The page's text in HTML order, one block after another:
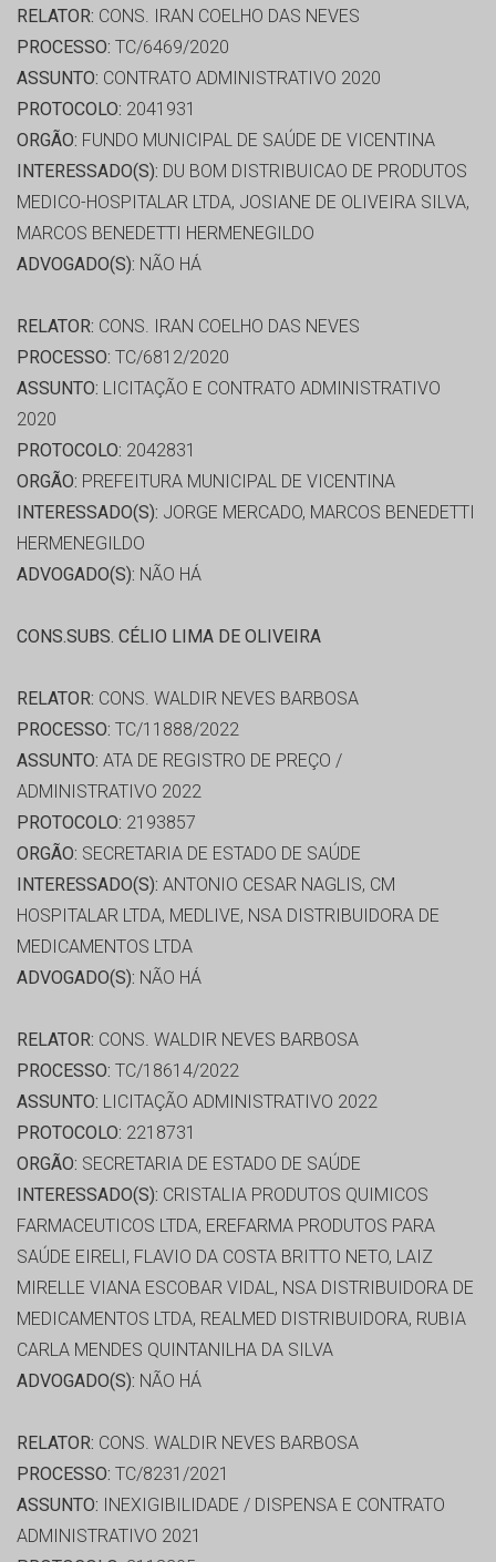
RELATOR: CONS. IRAN COELHO DAS NEVES
PROCESSO: TC/6469/2020
ASSUNTO: CONTRATO ADMINISTRATIVO 2020
PROTOCOLO: 2041931
ORGÃO: FUNDO MUNICIPAL DE SAÚDE DE VICENTINA
INTERESSADO(S): DU BOM DISTRIBUICAO DE PRODUTOS
MEDICO-HOSPITALAR LTDA, JOSIANE DE OLIVEIRA SILVA,
MARCOS BENEDETTI HERMENEGILDO
ADVOGADO(S): NÃO HÁ
RELATOR: CONS. IRAN COELHO DAS NEVES
PROCESSO: TC/6812/2020
ASSUNTO: LICITAÇÃO E CONTRATO ADMINISTRATIVO
2020
PROTOCOLO: 2042831
ORGÃO: PREFEITURA MUNICIPAL DE VICENTINA
INTERESSADO(S): JORGE MERCADO, MARCOS BENEDETTI
HERMENEGILDO
ADVOGADO(S): NÃO HÁ
CONS.SUBS. CÉLIO LIMA DE OLIVEIRA
RELATOR: CONS. WALDIR NEVES BARBOSA
PROCESSO: TC/11888/2022
ASSUNTO: ATA DE REGISTRO DE PREÇO /
ADMINISTRATIVO 2022
PROTOCOLO: 2193857
ORGÃO: SECRETARIA DE ESTADO DE SAÚDE
INTERESSADO(S): ANTONIO CESAR NAGLIS, CM
HOSPITALAR LTDA, MEDLIVE, NSA DISTRIBUIDORA DE
MEDICAMENTOS LTDA
ADVOGADO(S): NÃO HÁ
RELATOR: CONS. WALDIR NEVES BARBOSA
PROCESSO: TC/18614/2022
ASSUNTO: LICITAÇÃO ADMINISTRATIVO 2022
PROTOCOLO: 2218731
ORGÃO: SECRETARIA DE ESTADO DE SAÚDE
INTERESSADO(S): CRISTALIA PRODUTOS QUIMICOS
FARMACEUTICOS LTDA, EREFARMA PRODUTOS PARA
SAÚDE EIRELI, FLAVIO DA COSTA BRITTO NETO, LAIZ
MIRELLE VIANA ESCOBAR VIDAL, NSA DISTRIBUIDORA DE
MEDICAMENTOS LTDA, REALMED DISTRIBUIDORA, RUBIA
CARLA MENDES QUINTANILHA DA SILVA
ADVOGADO(S): NÃO HÁ
RELATOR: CONS. WALDIR NEVES BARBOSA
PROCESSO: TC/8231/2021
ASSUNTO: INEXIGIBILIDADE / DISPENSA E CONTRATO
ADMINISTRATIVO 2021